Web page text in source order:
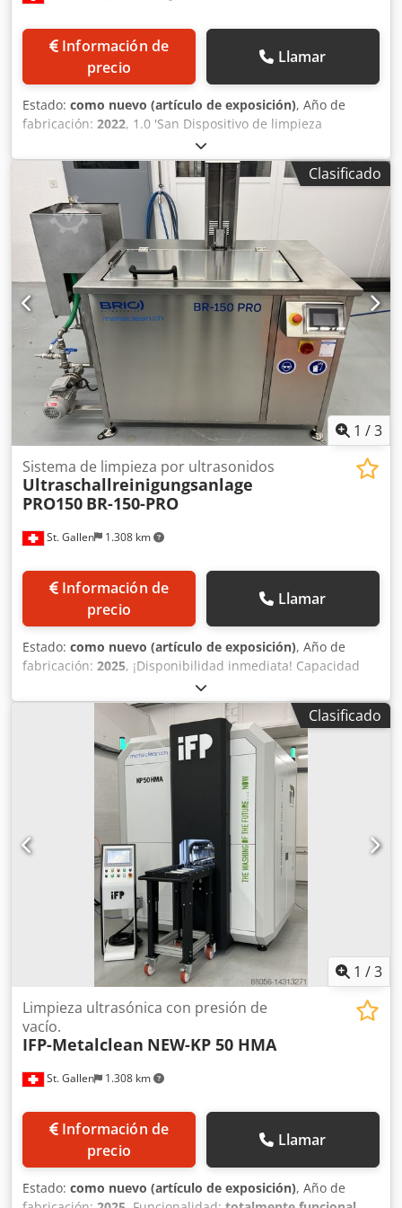
Información de
precio
Llamar
Estado: como nuevo (artículo de exposición), Año de
fabricación: 2022, 1.0 'San Dispositivo de limpieza
ultrasónica Fabricante: FILTROS INDUSTRIALES AIR FRESH
SERVICE Tipo: Sistema de limpieza de 1 cámara Cubeta
interior: 750 x 600 770 mm Dsdsv Nztxjpfx Afmeck Año de
construcción: 2022 EL DISPOSITIVO NUNCA HA SIDO
UTILIZADO.
Clasificado
1 /3
St. Gallen 1.308 km
Sistema de limpieza por ultrasonidos
Ultraschallreinigungsanlage
PRO150 BR-150-PRO
Información de
precio
Llamar
Estado: como nuevo (artículo de exposición), Año de
fabricación: 2025, ¡Disponibilidad inmediata! Capacidad
del depósito: 192 litros Dimensiones exteriores: 1330 x 945
x 1490 mm Dimensiones interiores: 680 x 435 x 330 mm
Peso máximo de carga: 80 kg Frecuencia ultrasónica: 40
kHz Potencia ultrasónica: 1200 W Filtro de bolsa: SÍ Llenado
automático: SÍ Vaciado mediante bomba: SÍ Dcsdpsf A Eg
Defx Afmek Tapa aislada: SÍ
Clasificado
1 /3
St. Gallen 1.308 km
Limpieza ultrasónica con presión de
vacío.
IFP-Metalclean NEW-KP 50 HMA
Información de
precio
Llamar
Estado: como nuevo (artículo de exposición), Año de